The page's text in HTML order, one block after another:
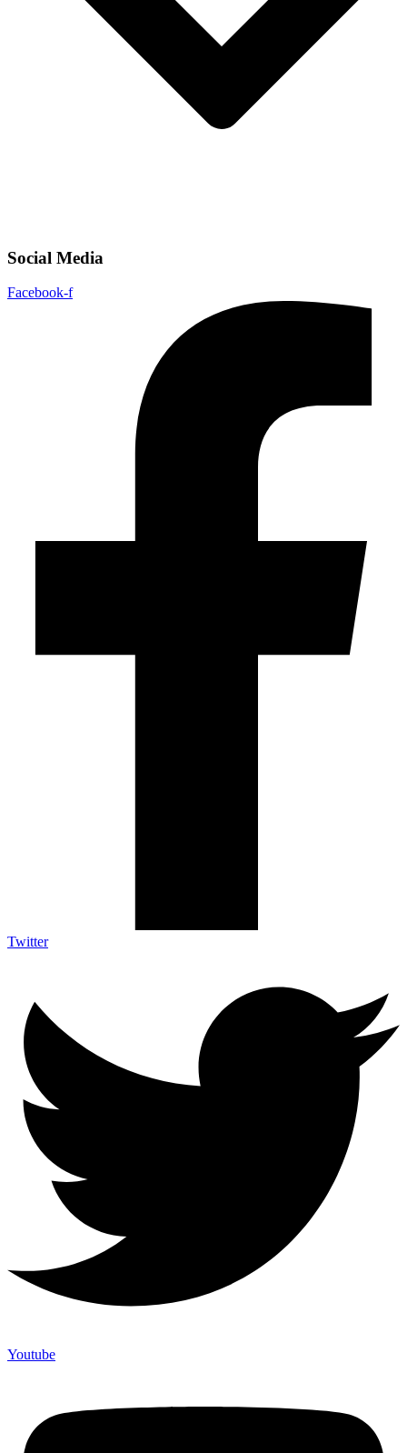
Social Media
Facebook-f
Twitter
Youtube